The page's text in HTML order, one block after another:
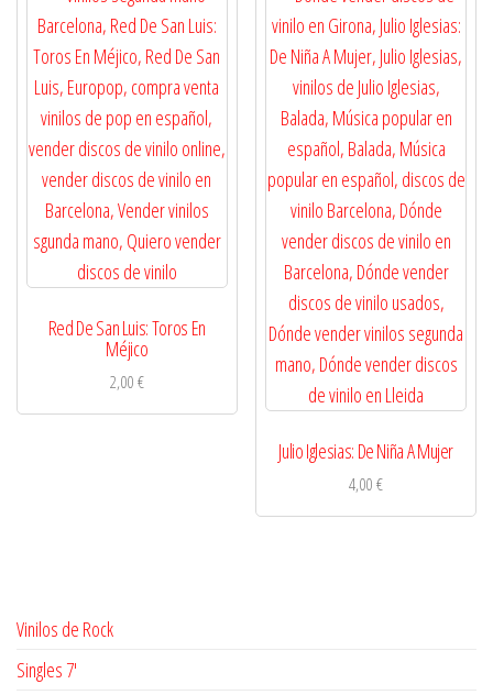
Red De San Luis: Toros En
Méjico
2,00€
Julio Iglesias: De Niña A Mujer
4,00€
Vinilos de Rock
Singles 7'